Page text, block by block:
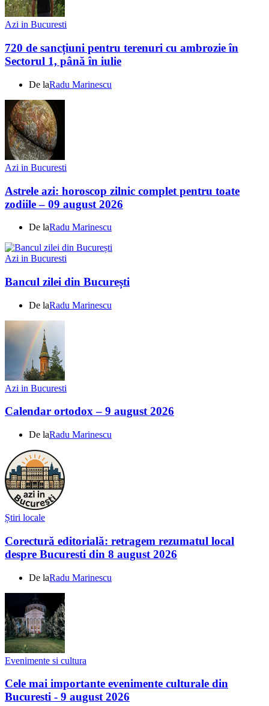
Azi in Bucuresti
720 de sancțiuni pentru terenuri cu ambrozie în
Sectorul 1, până în iulie
De laRadu Marinescu
Azi in Bucuresti
Astrele azi: horoscop zilnic complet pentru toate
zodiile – 09 august 2026
De laRadu Marinescu
Azi in Bucuresti
Bancul zilei din București
De laRadu Marinescu
Azi in Bucuresti
Calendar ortodox – 9 august 2026
De laRadu Marinescu
Știri locale
Corectură editorială: retragem rezumatul local
despre Bucuresti din 8 august 2026
De laRadu Marinescu
Evenimente si cultura
Cele mai importante evenimente culturale din
Bucuresti - 9 august 2026